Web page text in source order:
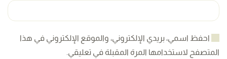
احفظ اسمي، بريدي الإلكتروني، والموقع الإلكتروني في هذا
المتصفح لاستخدامها المرة المقبلة في تعليقي.